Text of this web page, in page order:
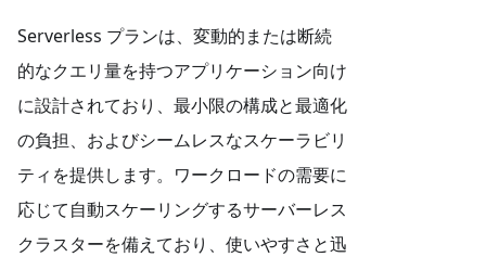
Serverless プランは、変動的または断続
的なクエリ量を持つアプリケーション向け
に設計されており、最小限の構成と最適化
の負担、およびシームレスなスケーラビリ
ティを提供します。ワークロードの需要に
応じて自動スケーリングするサーバーレス
クラスターを備えており、使いやすさと迅